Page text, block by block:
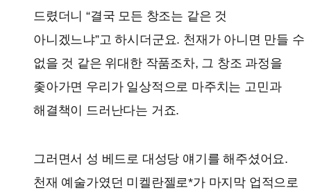
드렸더니 “결국 모든 창조는 같은 것
아니겠느냐”고 하시더군요. 천재가 아니면 만들 수
없을 것 같은 위대한 작품조차, 그 창조 과정을
좇아가면 우리가 일상적으로 마주치는 고민과
해결책이 드러난다는 거죠.
그러면서 성 베드로 대성당 얘기를 해주셨어요.
천재 예술가였던 미켈란젤로*가 마지막 업적으로